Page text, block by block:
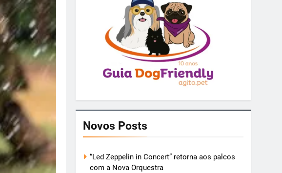
Novos Posts
“Led Zeppelin in Concert” retorna aos palcos
com a Nova Orquestra